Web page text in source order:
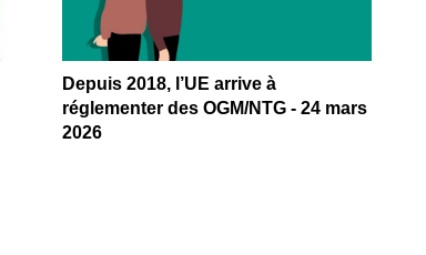
Depuis 2018, l’UE arrive à
réglementer des OGM/NTG - 24 mars
2026